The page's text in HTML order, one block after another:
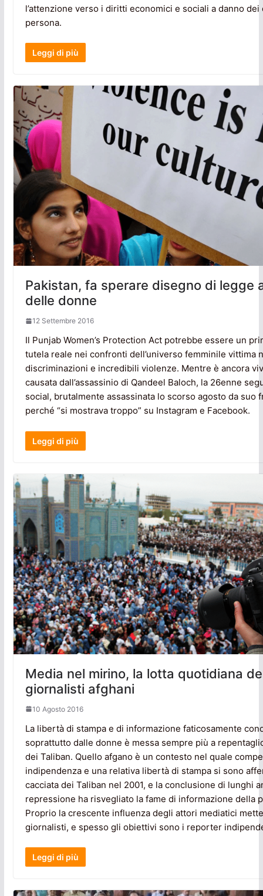
l’attenzione verso i diritti economici e sociali a danno
persona.
Leggi di più
Pakistan, fa sperare disegno di legge
delle donne
12 Settembre 2016
Il Punjab Women’s Protection Act potrebbe essere un
tutela reale nei confronti dell’universo femminile vittima
discriminazioni e incredibili violenze. Mentre è ancora
causata dall’assassinio di Qandeel Baloch, la 26enne
social, brutalmente assassinata lo scorso agosto da suo
perché “si mostrava troppo” su Instagram e Facebook.
Leggi di più
Media nel mirino, la lotta quotidiana
giornalisti afghani
10 Agosto 2016
La libertà di stampa e di informazione faticosamente
soprattutto dalle donne è messa sempre più a
dei Taliban. Quello afgano è un contesto nel quale
indipendenza e una relativa libertà di stampa si sono
cacciata dei Taliban nel 2001, e la conclusione di lunghi
repressione ha risvegliato la fame di informazione della
Proprio la crescente influenza degli attori mediatici
giornalisti, e spesso gli obiettivi sono i reporter
Leggi di più